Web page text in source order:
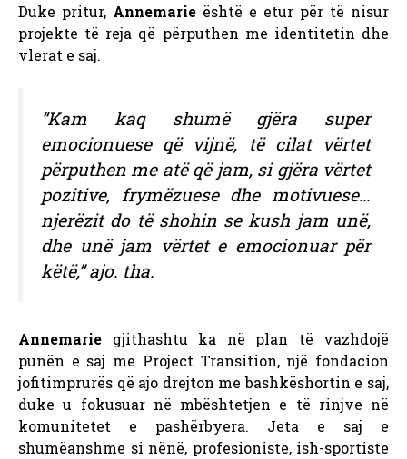
Duke pritur, Annemarie është e etur për të nisur
projekte të reja që përputhen me identitetin dhe
vlerat e saj.
“Kam kaq shumë gjëra super
emocionuese që vijnë, të cilat vërtet
përputhen me atë që jam, si gjëra vërtet
pozitive, frymëzuese dhe motivuese…
njerëzit do të shohin se kush jam unë,
dhe unë jam vërtet e emocionuar për
këtë,” ajo. tha.
Annemarie gjithashtu ka në plan të vazhdojë
punën e saj me Project Transition, një fondacion
jofitimprurës që ajo drejton me bashkëshortin e saj,
duke u fokusuar në mbështetjen e të rinjve në
komunitetet e pashërbyera. Jeta e saj e
shumëanshme si nënë, profesioniste, ish-sportiste